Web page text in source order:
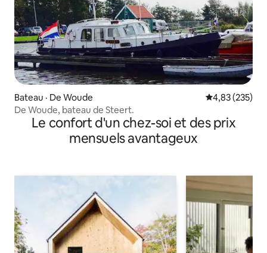
Bateau · De Woude Note
4,83 (235)
De Woude, bateau de Steert.
Le confort d'un chez-soi et des prix
mensuels avantageux